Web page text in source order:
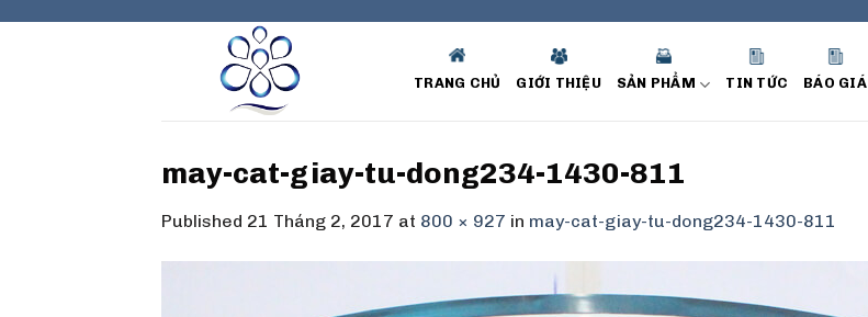
TRANG CHỦ GIỚI THIỆU SẢN PHẨM TIN TỨC BÁO GIÁ
may-cat-giay-tu-dong234-1430-811
Published 21 Tháng 2, 2017 at 800 × 927 in may-cat-giay-tu-dong234-1430-811